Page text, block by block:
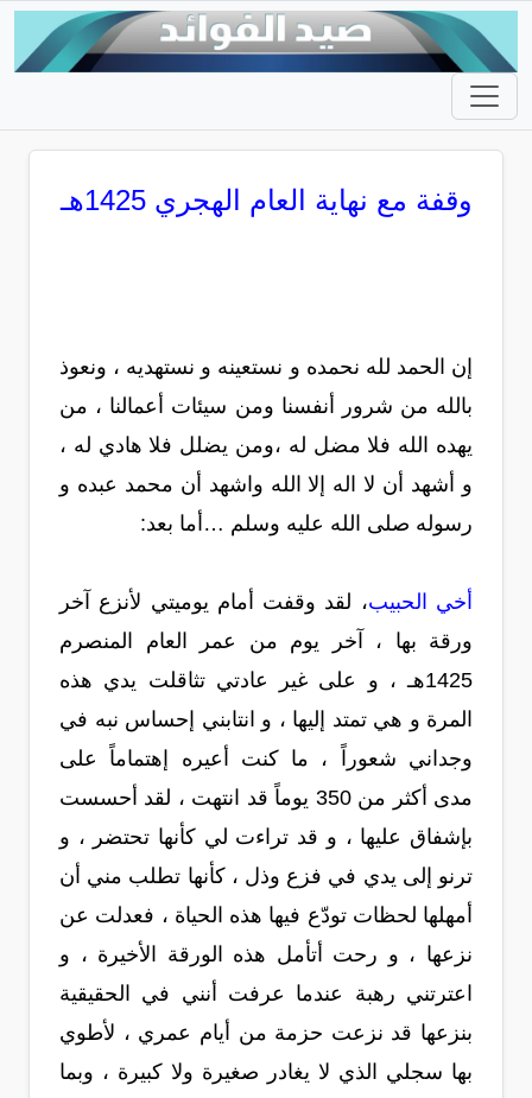
وقفة مع نهاية العام الهجري 1425هـ
إن الحمد لله نحمده و نستعينه و نستهديه ، ونعوذ
بالله من شرور أنفسنا ومن سيئات أعمالنا ، من
يهده الله فلا مضل له ،ومن يضلل فلا هادي له ،
و أشهد أن لا اله إلا الله واشهد أن محمد عبده و
رسوله صلى الله عليه وسلم …أما بعد:
أخي الحبيب، لقد وقفت أمام يوميتي لأنزع آخر
ورقة بها ، آخر يوم من عمر العام المنصرم
1425هـ ، و على غير عادتي تثاقلت يدي هذه
المرة و هي تمتد إليها ، و انتابني إحساس نبه في
وجداني شعوراً ، ما كنت أعيره إهتماماً على
مدى أكثر من 350 يوماً قد انتهت ، لقد أحسست
بإشفاق عليها ، و قد تراءت لي كأنها تحتضر ، و
ترنو إلى يدي في فزع وذل ، كأنها تطلب مني أن
أمهلها لحظات تودّع فيها هذه الحياة ، فعدلت عن
نزعها ، و رحت أتأمل هذه الورقة الأخيرة ، و
اعترتني رهبة عندما عرفت أنني في الحقيقية
بنزعها قد نزعت حزمة من أيام عمري ، لأطوي
بها سجلي الذي لا يغادر صغيرة ولا كبيرة ، وبما